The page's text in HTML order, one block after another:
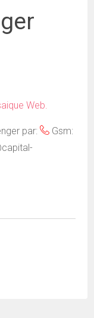
Web.
par:
Gsm: